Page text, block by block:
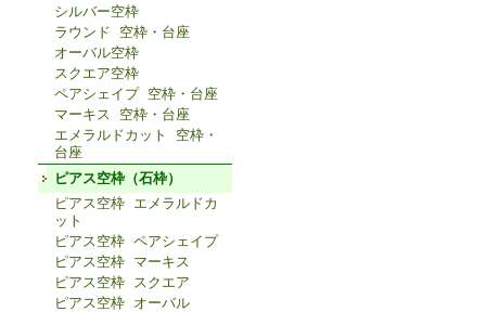
シルバー空枠
ラウンド 空枠・台座
オーバル空枠
スクエア空枠
ペアシェイプ 空枠・台座
マーキス 空枠・台座
エメラルドカット 空枠・
台座
ピアス空枠（石枠）
ピアス空枠 エメラルドカ
ット
ピアス空枠 ペアシェイプ
ピアス空枠 マーキス
ピアス空枠 スクエア
ピアス空枠 オーバル